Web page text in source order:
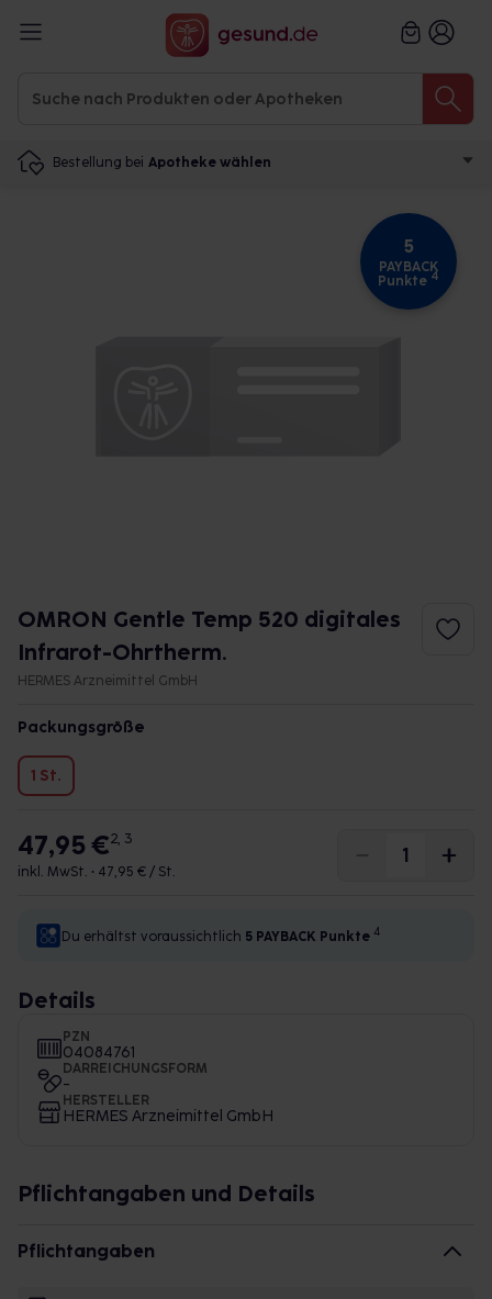
Bestellung bei Apotheke wählen
5
PAYBACK
Punkte 4
OMRON Gentle Temp 520 digitales
Infrarot-Ohrtherm.
HERMES Arzneimittel GmbH
Packungsgröße
1 St.
47,95 €2, 3
inkl. MwSt. • 47,95 € / St.
Du erhältst voraussichtlich 5 PAYBACK Punkte 4
Details
PZN
04084761
DARREICHUNGSFORM
-
HERSTELLER
HERMES Arzneimittel GmbH
Pflichtangaben und Details
Pflichtangaben